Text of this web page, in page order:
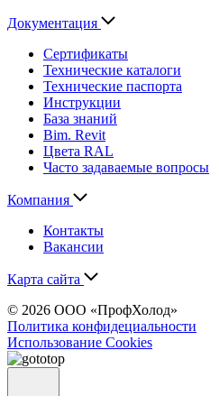
Документация
Сертификаты
Технические каталоги
Технические паспорта
Инструкции
База знаний
Bim. Revit
Цвета RAL
Часто задаваемые вопросы
Компания
Контакты
Вакансии
Карта сайта
© 2026 ООО «ПрофХолод»
Политика конфидециальности
Использование Cookies